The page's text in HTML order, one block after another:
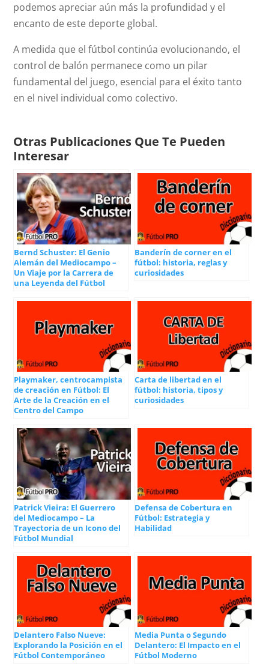
podemos apreciar aún más la profundidad y el
encanto de este deporte global.
A medida que el fútbol continúa evolucionando, el
control de balón permanece como un pilar
fundamental del juego, esencial para el éxito tanto
en el nivel individual como colectivo.
Otras Publicaciones Que Te Pueden
Interesar
Bernd Schuster: El Genio
Alemán del Mediocampo –
Un Viaje por la Carrera de
una Leyenda del Fútbol
Banderín de corner en el
fútbol: historia, reglas y
curiosidades
Playmaker, centrocampista
de creación en Fútbol: El
Arte de la Creación en el
Centro del Campo
Carta de libertad en el
fútbol: historia, tipos y
curiosidades
Patrick Vieira: El Guerrero
del Mediocampo – La
Trayectoria de un Icono del
Fútbol Mundial
Defensa de Cobertura en
Fútbol: Estrategia y
Habilidad
Delantero Falso Nueve:
Explorando la Posición en el
Fútbol Contemporáneo
Media Punta o Segundo
Delantero: El Impacto en el
Fútbol Moderno